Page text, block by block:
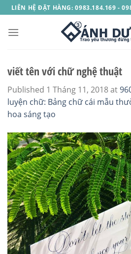
Skip
to
content
LIÊN HỆ ĐẶT HÀNG: 0983.184.169 -
viết tên với chữ nghệ thuật
Published 1 Tháng 11, 2018at
luyện chữ: Bảng chữ cái mẫu
hoa sáng tạo